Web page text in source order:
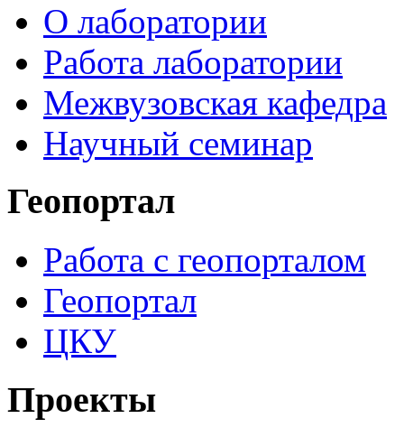
О лаборатории
Работа лаборатории
Межвузовская кафедра
Научный семинар
Геопортал
Работа с геопорталом
Геопортал
ЦКУ
Проекты